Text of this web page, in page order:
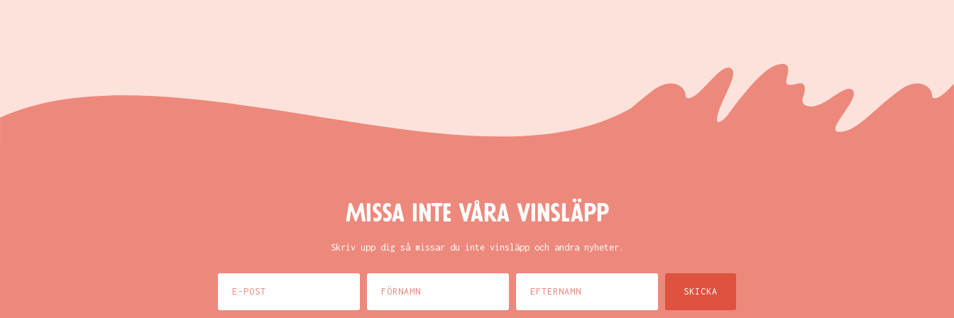
Missa inte våra vinsläpp
Skriv upp dig så missar du inte vinsläpp och andra nyheter.